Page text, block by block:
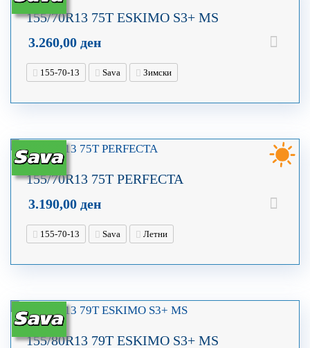
155/70R13 75T ESKIMO S3+ MS
3.260,00 ден
155-70-13 Sava Зимски
155/70R13 75T PERFECTA
3.190,00 ден
155-70-13 Sava Летни
155/80R13 79T ESKIMO S3+ MS